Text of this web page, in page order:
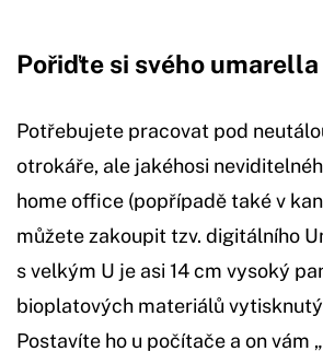
Pořiďte si svého
Potřebujete pracovat pod
otrokáře, ale jakéhosi
home office (popřípadě také v
můžete zakoupit tzv. digitálního
s velkým U je asi 14 cm vysoký
bioplatových materiálů
Postavíte ho u počítače a on vám